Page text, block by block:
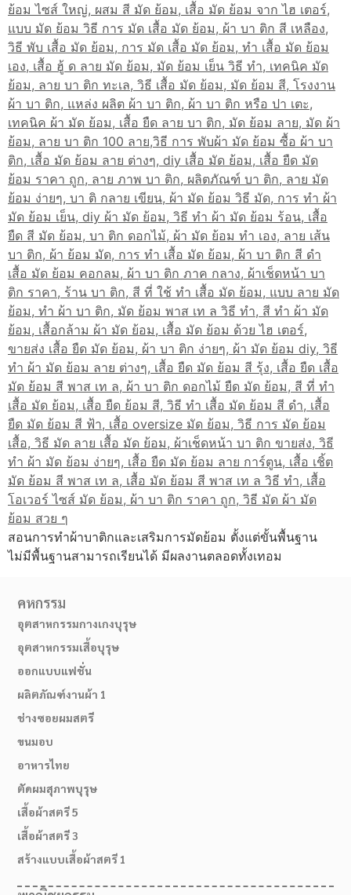
สอนการทำผ้าบาติกและเสริมการมัดย้อม ตั้งแต่ขั้นพื้นฐาน
ไม่มีพื้นฐานสามารถเรียนได้ มีผลงานตลอดทั้งเทอม
คหกรรม
อุตสาหกรรมกางเกงบุรุษ
อุตสาหกรรมเสื้อบุรุษ
ออกแบบแฟชั่น
ผลิตภัณฑ์งานผ้า 1
ช่างซอยผมสตรี
ขนมอบ
อาหารไทย
ตัดผมสุภาพบุรุษ
เสื้อผ้าสตรี 5
เสื้อผ้าสตรี 3
สร้างแบบเสื้อผ้าสตรี 1